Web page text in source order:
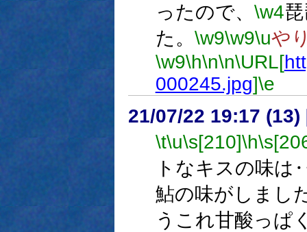
ったので、 \w4
た。 \w9\w9\uや
\w9\h\n\n\URL[
000245.jpg]\e
21/07/22 19:17 (13)
\t\u\s[210]\h
トなキスの味は
鮎の味がしまし
うこれ甘酸っぱ